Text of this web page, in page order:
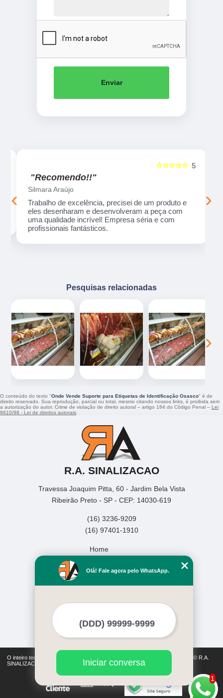
Enviar
5
☆☆☆☆☆
"Recomendo!!"
Silmara Araújo
Trabalho de excelência, precisei de um produto e
eles desenharam e desenvolveram a peça com
uma qualidade incrível! Empresa séria e com
profissionais fantásticos.
‹ ›
Pesquisas relacionadas
‹ ›
O conteúdo do texto "Onde Vende Suporte para Etiquetas de Identificação Osasco" é de
direito reservado. Sua reprodução, parcial ou total, mesmo citando nossos links, é proibida sem
a autorização do autor. Crime de violação de direito autoral – artigo 184 do Código Penal – Lei
9610/98 - Lei de direitos autorais.
R.A. SINALIZACAO
Travessa Joaquim Pitta, 60 - Jardim Bela Vista
Ribeirão Preto - SP - CEP: 14030-619
(16) 3236-9209
(16) 97401-1910
Home
Missão
O inteiro teor deste site está sujeito à proteção de direitos autorais. Copyright© R.A.
SINALIZACAO (Lei 9610 de 19/02/1998)
1
Olá! Fale agora pelo WhatsApp.
Iniciar conversa